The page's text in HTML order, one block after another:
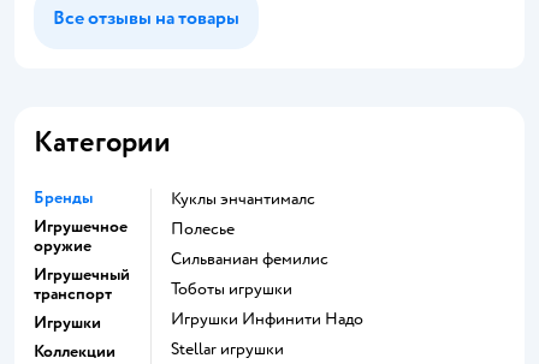
Все отзывы на товары
Категории
Бренды
Игрушечное
оружие
Игрушечный
транспорт
Игрушки
Коллекции
Куклы энчантималс
Полесье
Сильваниан фемилис
Тоботы игрушки
Игрушки Инфинити Надо
Stellar игрушки